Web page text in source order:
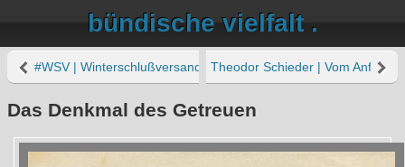
bündische vielfalt .
#WSV | Winterschlußversand Theodor Schieder | Vom Anfang
Das Denkmal des Getreuen